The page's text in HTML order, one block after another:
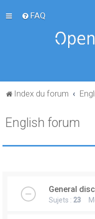
FAQ
Index du forum
English forum
General
Sujets : 23